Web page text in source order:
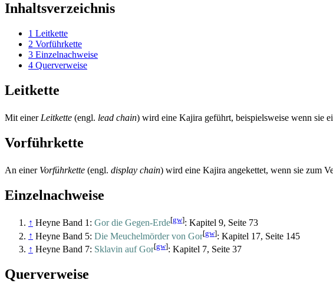
Inhaltsverzeichnis
1 Leitkette
2 Vorführkette
3 Einzelnachweise
4 Querverweise
Leitkette
Mit einer Leitkette (engl. lead chain) wird eine Kajira geführt, beispielsweise wenn sie
Vorführkette
An einer Vorführkette (engl. display chain) wird eine Kajira angekettet, wenn sie zum
Einzelnachweise
↑ Heyne Band 1: Gor die Gegen-Erde[gw]: Kapitel 9, Seite 73
↑ Heyne Band 5: Die Meuchelmörder von Gor[gw]: Kapitel 17, Seite 145
↑ Heyne Band 7: Sklavin auf Gor[gw]: Kapitel 7, Seite 37
Querverweise